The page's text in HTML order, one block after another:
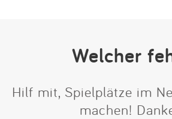
Welcher
Hilf mit, Spielplätze im
machen!